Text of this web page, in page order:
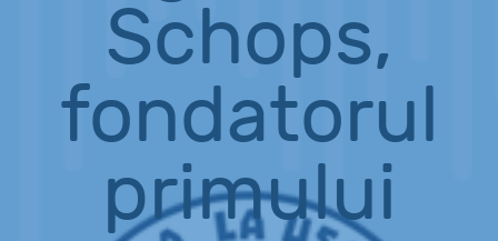
Schops,
fondatorul
primului